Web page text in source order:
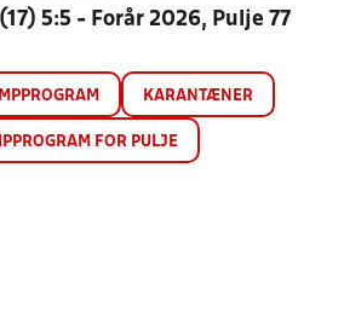
5:5 - Forår 2026, Pulje 77
KARANTÆNER
FOR PULJE